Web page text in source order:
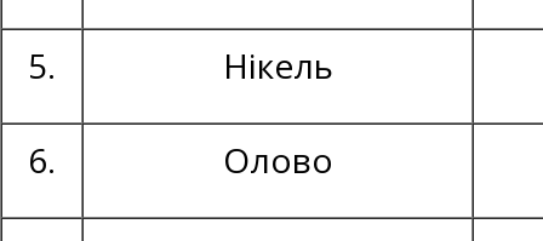
5. Нікель
6. Олово